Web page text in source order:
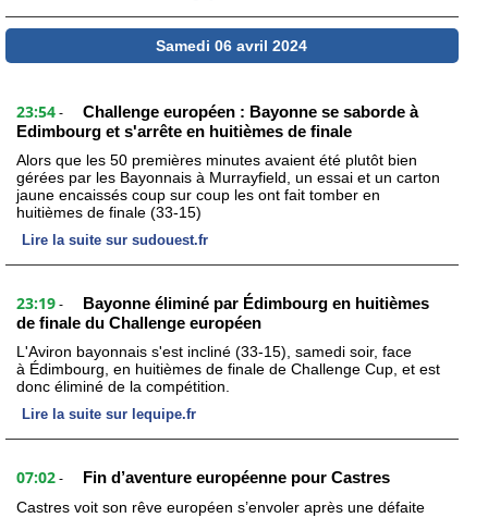
Samedi 06 avril 2024
23:54 -
Challenge européen : Bayonne se saborde à
Edimbourg et s'arrête en huitièmes de finale
Alors que les 50 premières minutes avaient été plutôt bien
gérées par les Bayonnais à Murrayfield, un essai et un carton
jaune encaissés coup sur coup les ont fait tomber en
huitièmes de finale (33-15)
Lire la suite sur sudouest.fr
23:19 -
Bayonne éliminé par Édimbourg en huitièmes
de finale du Challenge européen
L'Aviron bayonnais s'est incliné (33-15), samedi soir, face
à Édimbourg, en huitièmes de finale de Challenge Cup, et est
donc éliminé de la compétition.
Lire la suite sur lequipe.fr
07:02 - Fin d’aventure européenne pour Castres
Castres voit son rêve européen s’envoler après une défaite